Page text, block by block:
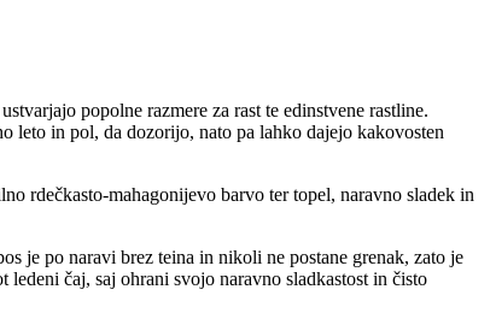
popolne razmere za rast te edinstvene rastline.
leto in pol, da dozorijo, nato pa lahko dajejo kakovosten
rdečkasto-mahagonijevo barvo ter topel, naravno sladek in
je po naravi brez teina in nikoli ne postane grenak, zato je
čaj, saj ohrani svojo naravno sladkastost in čisto